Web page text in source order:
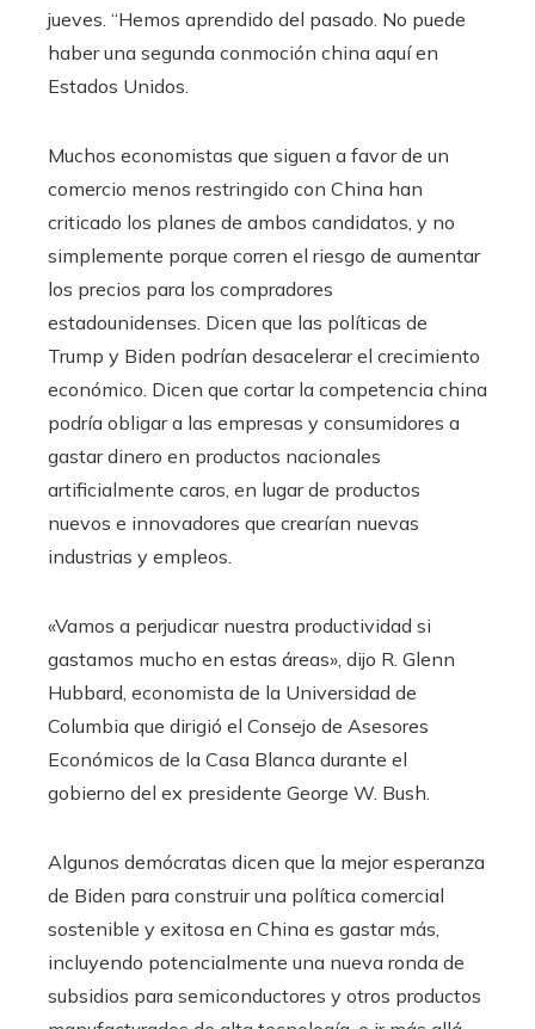
jueves. “Hemos aprendido del pasado. No puede
haber una segunda conmoción china aquí en
Estados Unidos.
Muchos economistas que siguen a favor de un
comercio menos restringido con China han
criticado los planes de ambos candidatos, y no
simplemente porque corren el riesgo de aumentar
los precios para los compradores
estadounidenses. Dicen que las políticas de
Trump y Biden podrían desacelerar el crecimiento
económico. Dicen que cortar la competencia china
podría obligar a las empresas y consumidores a
gastar dinero en productos nacionales
artificialmente caros, en lugar de productos
nuevos e innovadores que crearían nuevas
industrias y empleos.
«Vamos a perjudicar nuestra productividad si
gastamos mucho en estas áreas», dijo R. Glenn
Hubbard, economista de la Universidad de
Columbia que dirigió el Consejo de Asesores
Económicos de la Casa Blanca durante el
gobierno del ex presidente George W. Bush.
Algunos demócratas dicen que la mejor esperanza
de Biden para construir una política comercial
sostenible y exitosa en China es gastar más,
incluyendo potencialmente una nueva ronda de
subsidios para semiconductores y otros productos